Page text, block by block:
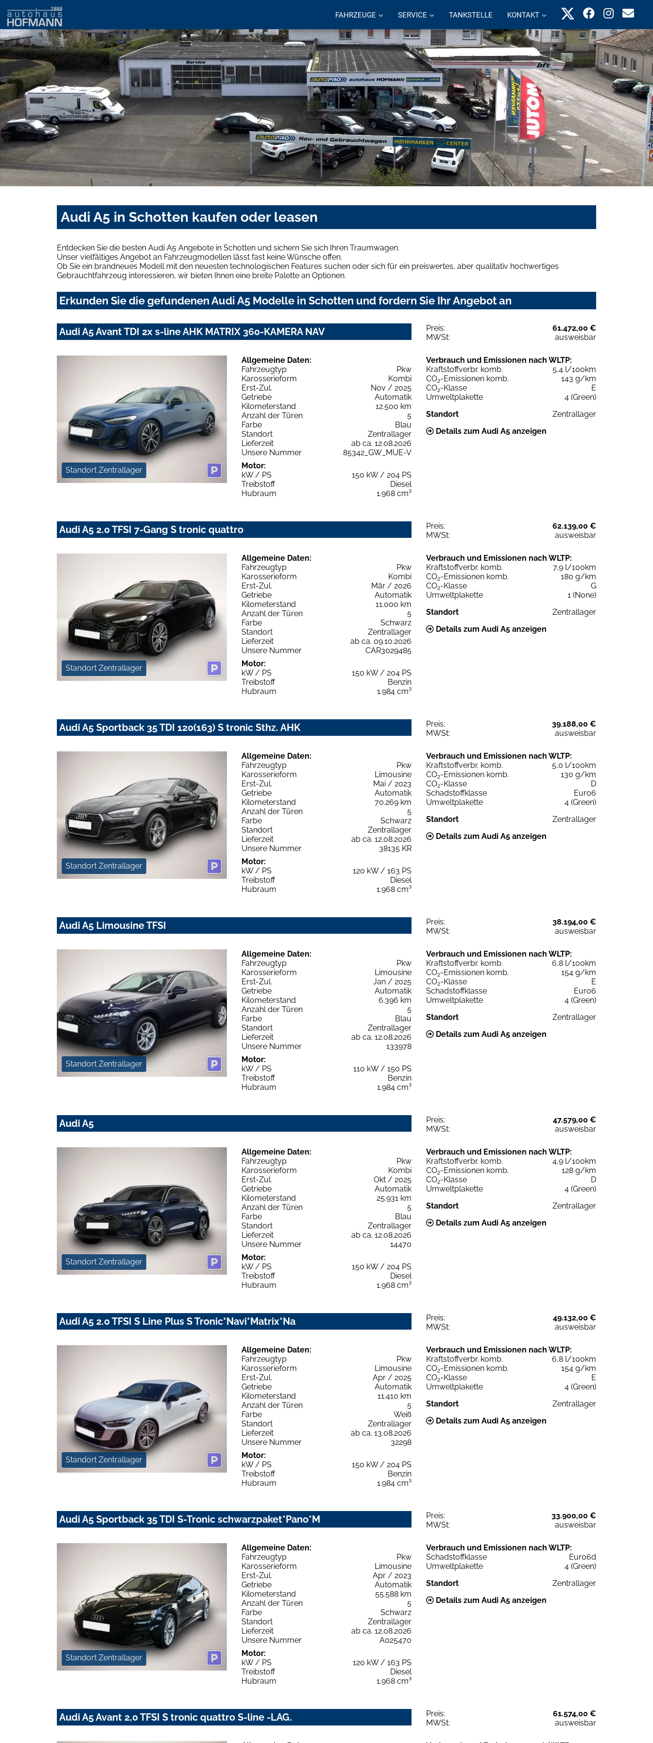
FAHRZEUGE SERVICE TANKSTELLE KONTAKT
Audi A5 in Schotten kaufen oder leasen
Entdecken Sie die besten Audi A5 Angebote in Schotten und sichern Sie sich Ihren Traumwagen.
Unser vielfältiges Angebot an Fahrzeugmodellen lässt fast keine Wünsche offen.
Ob Sie ein brandneues Modell mit den neuesten technologischen Features suchen oder sich für ein preiswertes, aber qualitativ hochwertiges
Gebrauchtfahrzeug interessieren, wir bieten Ihnen eine breite Palette an Optionen.
Erkunden Sie die gefundenen Audi A5 Modelle in Schotten und fordern Sie Ihr Angebot an
Audi A5 Avant TDI 2x s-line AHK MATRIX 360-KAMERA NAV Preis:
61.472,00 €
MWSt:
ausweisbar
Standort Zentrallager
Allgemeine Daten:
Fahrzeugtyp
Pkw
Karosserieform
Kombi
Erst-Zul.
Nov / 2025
Getriebe
Automatik
Kilometerstand
12.500 km
Anzahl der Türen
5
Farbe
Blau
Standort
Zentrallager
Lieferzeit
ab ca. 12.08.2026
Unsere Nummer
85342_GW_MUE-V
Motor:
kW / PS
150 kW / 204 PS
Treibstoff
Diesel
Hubraum
1.968 cm³
Verbrauch und Emissionen nach WLTP:
Kraftstoffverbr. komb.
5,4 l/100km
CO2-Emissionen komb.
143 g/km
CO2-Klasse
E
Umweltplakette
4 (Green)
Standort
Zentrallager
Details zum Audi A5 anzeigen
Audi A5 2.0 TFSI 7-Gang S tronic quattro Preis:
62.139,00 €
MWSt:
ausweisbar
Standort Zentrallager
Allgemeine Daten:
Fahrzeugtyp
Pkw
Karosserieform
Kombi
Erst-Zul.
Mär / 2026
Getriebe
Automatik
Kilometerstand
11.000 km
Anzahl der Türen
5
Farbe
Schwarz
Standort
Zentrallager
Lieferzeit
ab ca. 09.10.2026
Unsere Nummer
CAR3029485
Motor:
kW / PS
150 kW / 204 PS
Treibstoff
Benzin
Hubraum
1.984 cm³
Verbrauch und Emissionen nach WLTP:
Kraftstoffverbr. komb.
7,9 l/100km
CO2-Emissionen komb.
180 g/km
CO2-Klasse
G
Umweltplakette
1 (None)
Standort
Zentrallager
Details zum Audi A5 anzeigen
Audi A5 Sportback 35 TDI 120(163) S tronic Sthz. AHK Preis:
39.188,00 €
MWSt:
ausweisbar
Standort Zentrallager
Allgemeine Daten:
Fahrzeugtyp
Pkw
Karosserieform
Limousine
Erst-Zul.
Mai / 2023
Getriebe
Automatik
Kilometerstand
70.269 km
Anzahl der Türen
5
Farbe
Schwarz
Standort
Zentrallager
Lieferzeit
ab ca. 12.08.2026
Unsere Nummer
38135 KR
Motor:
kW / PS
120 kW / 163 PS
Treibstoff
Diesel
Hubraum
1.968 cm³
Verbrauch und Emissionen nach WLTP:
Kraftstoffverbr. komb.
5,0 l/100km
CO2-Emissionen komb.
130 g/km
CO2-Klasse
D
Schadstoffklasse
Euro6
Umweltplakette
4 (Green)
Standort
Zentrallager
Details zum Audi A5 anzeigen
Audi A5 Limousine TFSI Preis:
38.194,00 €
MWSt:
ausweisbar
Standort Zentrallager
Allgemeine Daten:
Fahrzeugtyp
Pkw
Karosserieform
Limousine
Erst-Zul.
Jan / 2025
Getriebe
Automatik
Kilometerstand
6.396 km
Anzahl der Türen
5
Farbe
Blau
Standort
Zentrallager
Lieferzeit
ab ca. 12.08.2026
Unsere Nummer
133978
Motor:
kW / PS
110 kW / 150 PS
Treibstoff
Benzin
Hubraum
1.984 cm³
Verbrauch und Emissionen nach WLTP:
Kraftstoffverbr. komb.
6,8 l/100km
CO2-Emissionen komb.
154 g/km
CO2-Klasse
E
Schadstoffklasse
Euro6
Umweltplakette
4 (Green)
Standort
Zentrallager
Details zum Audi A5 anzeigen
Audi A5 Preis:
47.579,00 €
MWSt:
ausweisbar
Standort Zentrallager
Allgemeine Daten:
Fahrzeugtyp
Pkw
Karosserieform
Kombi
Erst-Zul.
Okt / 2025
Getriebe
Automatik
Kilometerstand
25.931 km
Anzahl der Türen
5
Farbe
Blau
Standort
Zentrallager
Lieferzeit
ab ca. 12.08.2026
Unsere Nummer
14470
Motor:
kW / PS
150 kW / 204 PS
Treibstoff
Diesel
Hubraum
1.968 cm³
Verbrauch und Emissionen nach WLTP:
Kraftstoffverbr. komb.
4,9 l/100km
CO2-Emissionen komb.
128 g/km
CO2-Klasse
D
Umweltplakette
4 (Green)
Standort
Zentrallager
Details zum Audi A5 anzeigen
Audi A5 2.0 TFSI S Line Plus S Tronic*Navi*Matrix*Na Preis:
49.132,00 €
MWSt:
ausweisbar
Standort Zentrallager
Allgemeine Daten:
Fahrzeugtyp
Pkw
Karosserieform
Limousine
Erst-Zul.
Apr / 2025
Getriebe
Automatik
Kilometerstand
11.410 km
Anzahl der Türen
5
Farbe
Weiß
Standort
Zentrallager
Lieferzeit
ab ca. 13.08.2026
Unsere Nummer
32298
Motor:
kW / PS
150 kW / 204 PS
Treibstoff
Benzin
Hubraum
1.984 cm³
Verbrauch und Emissionen nach WLTP:
Kraftstoffverbr. komb.
6,8 l/100km
CO2-Emissionen komb.
154 g/km
CO2-Klasse
E
Umweltplakette
4 (Green)
Standort
Zentrallager
Details zum Audi A5 anzeigen
Audi A5 Sportback 35 TDI S-Tronic schwarzpaket*Pano*M Preis:
33.900,00 €
MWSt:
ausweisbar
Standort Zentrallager
Allgemeine Daten:
Fahrzeugtyp
Pkw
Karosserieform
Limousine
Erst-Zul.
Apr / 2023
Getriebe
Automatik
Kilometerstand
55.588 km
Anzahl der Türen
5
Farbe
Schwarz
Standort
Zentrallager
Lieferzeit
ab ca. 12.08.2026
Unsere Nummer
A025470
Motor:
kW / PS
120 kW / 163 PS
Treibstoff
Diesel
Hubraum
1.968 cm³
Verbrauch und Emissionen nach WLTP:
Schadstoffklasse
Euro6d
Umweltplakette
4 (Green)
Standort
Zentrallager
Details zum Audi A5 anzeigen
Audi A5 Avant 2,0 TFSI S tronic quattro S-line -LAG. Preis:
61.574,00 €
MWSt:
ausweisbar